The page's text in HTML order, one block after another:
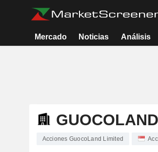
Mercado Noticias Análisis
Acciones GuocoLand Limited